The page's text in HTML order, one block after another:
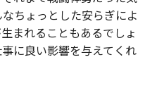
ちょっとした安らぎによ
まれることもあるでしょ
に良い影響を与えてくれ